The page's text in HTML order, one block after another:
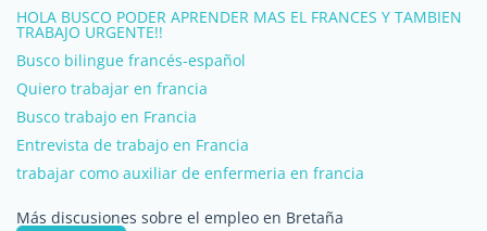
HOLA BUSCO PODER APRENDER MAS EL FRANCES Y TAMBIEN
TRABAJO URGENTE!!
Busco bilingue francés-español
Quiero trabajar en francia
Busco trabajo en Francia
Entrevista de trabajo en Francia
trabajar como auxiliar de enfermeria en francia
Más discusiones sobre el empleo en Bretaña